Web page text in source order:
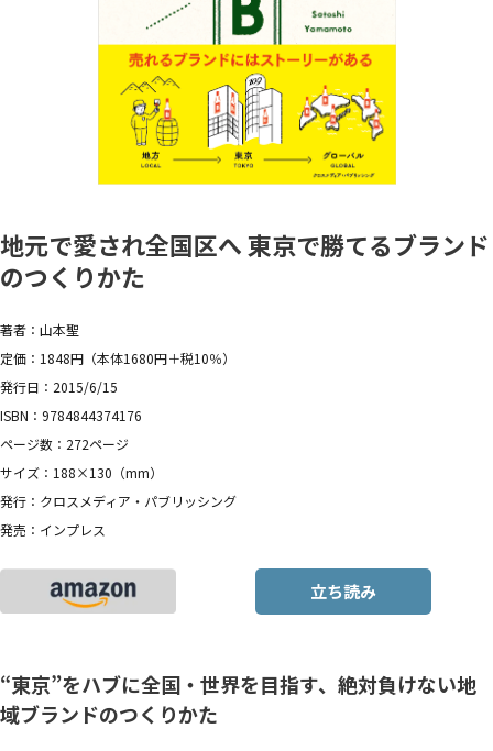
地元で愛され全国区へ 東京で勝てるブランド
のつくりかた
著者：山本聖
定価：1848円（本体1680円＋税10％）
発行日：2015/6/15
ISBN：9784844374176
ページ数：272ページ
サイズ：188×130（mm）
発行：クロスメディア・パブリッシング
発売：インプレス
立ち読み
“東京”をハブに全国・世界を目指す、絶対負けない地
域ブランドのつくりかた